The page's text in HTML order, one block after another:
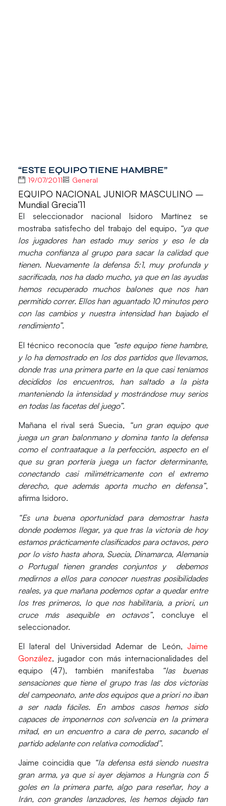
“ESTE EQUIPO TIENE HAMBRE”
19/07/2011 General
EQUIPO NACIONAL JUNIOR MASCULINO –
Mundial Grecia’11
El seleccionador nacional Isidoro Martínez se
mostraba satisfecho del trabajo del equipo, “ya que
los jugadores han estado muy serios y eso le da
mucha confianza al grupo para sacar la calidad que
tienen. Nuevamente la defensa 5:1, muy profunda y
sacrificada, nos ha dado mucho, ya que en las ayudas
hemos recuperado muchos balones que nos han
permitido correr. Ellos han aguantado 10 minutos pero
con las cambios y nuestra intensidad han bajado el
rendimiento”.
El técnico reconocía que “este equipo tiene hambre,
y lo ha demostrado en los dos partidos que llevamos,
donde tras una primera parte en la que casi teníamos
decididos los encuentros, han saltado a la pista
manteniendo la intensidad y mostrándose muy serios
en todas las facetas del juego”.
Mañana el rival será Suecia,
“un gran equipo que
juega un gran balonmano y domina tanto la defensa
como el contraataque a la perfección, aspecto en el
que su gran portería juega un factor determinante,
conectando casi milimétricamente con el extremo
derecho, que además aporta mucho en defensa”,
afirma Isidoro.
“Es una buena oportunidad para demostrar hasta
donde podemos llegar, ya que tras la victoria de hoy
estamos prácticamente clasificados para octavos, pero
por lo visto hasta ahora, Suecia, Dinamarca, Alemania
o Portugal tienen grandes conjuntos y debemos
medirnos a ellos para conocer nuestras posibilidades
reales, ya que mañana podemos optar a quedar entre
los tres primeros, lo que nos habilitaría, a priori, un
cruce más asequible en octavos”, concluye el
seleccionador.
El lateral del Universidad Ademar de León,Jaime
González, jugador con más internacionalidades del
equipo (47), también manifestaba
“las buenas
sensaciones que tiene el grupo tras las dos victorias
del campeonato, ante dos equipos que a priori no iban
a ser nada fáciles. En ambos casos hemos sido
capaces de imponernos con solvencia en la primera
mitad, en un encuentro a cara de perro, sacando el
partido adelante con relativa comodidad”.
Jaime coincidía que “la defensa está siendo nuestra
gran arma, ya que si ayer dejamos a Hungría con 5
goles en la primera parte, algo para reseñar, hoy a
Irán, con grandes lanzadores, les hemos dejado tan